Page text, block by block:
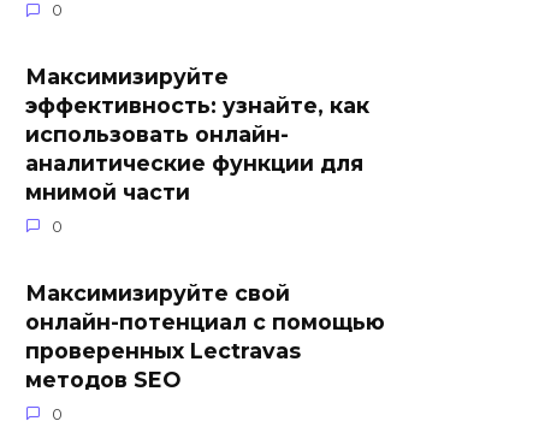
0
Максимизируйте
эффективность: узнайте, как
использовать онлайн-
аналитические функции для
мнимой части
0
Максимизируйте свой
онлайн-потенциал с помощью
проверенных Lectravas
методов SEO
0